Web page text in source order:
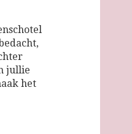
jullie
het